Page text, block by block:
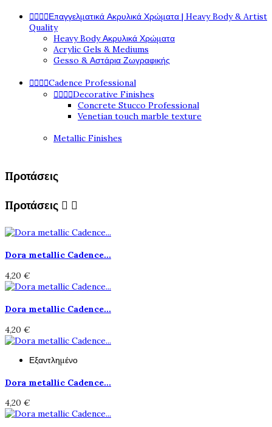
Επαγγελματικά Ακρυλικά Χρώματα | Heavy Body & Artist
Quality
Heavy Body Ακρυλικά Χρώματα
Acrylic Gels & Mediums
Gesso & Αστάρια Ζωγραφικής
Cadence Professional
Decorative Finishes
Concrete Stucco Professional
Venetian touch marble texture
Metallic Finishes
Προτάσεις
Προτάσεις  
Dora metallic Cadence...
4,20 €
Dora metallic Cadence...
4,20 €
Εξαντλημένο
Dora metallic Cadence...
4,20 €